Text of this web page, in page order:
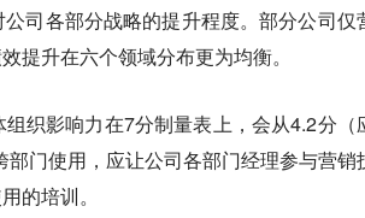
司各部分战略的提升程度。部分公司仅
提升在六个领域分布更为均衡。
织影响力在7分制量表上，会从4.2分（
门使用，应让公司各部门经理参与营销
的培训。